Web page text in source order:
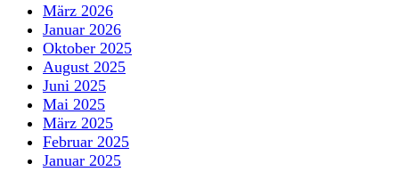
März 2026
Januar 2026
Oktober 2025
August 2025
Juni 2025
Mai 2025
März 2025
Februar 2025
Januar 2025